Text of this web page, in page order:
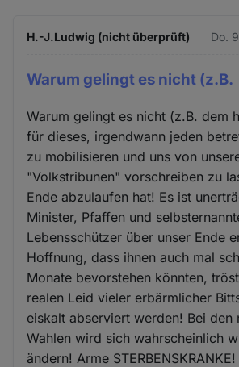
H.-J.Ludwig (nicht überprüft) Do.
Warum gelingt es nicht (z.B.
Warum gelingt es nicht (z.B. dem
für dieses, irgendwann jeden
zu mobilisieren und uns von
"Volkstribunen" vorschreiben zu
Ende abzulaufen hat! Es ist
Minister, Pfaffen und
Lebensschützer über unser Ende
Hoffnung, dass ihnen auch mal
Monate bevorstehen könnten,
realen Leid vieler erbärmlicher
eiskalt abserviert werden! Bei den
Wahlen wird sich wahrscheinlich
ändern! Arme STERBENSKRANKE!